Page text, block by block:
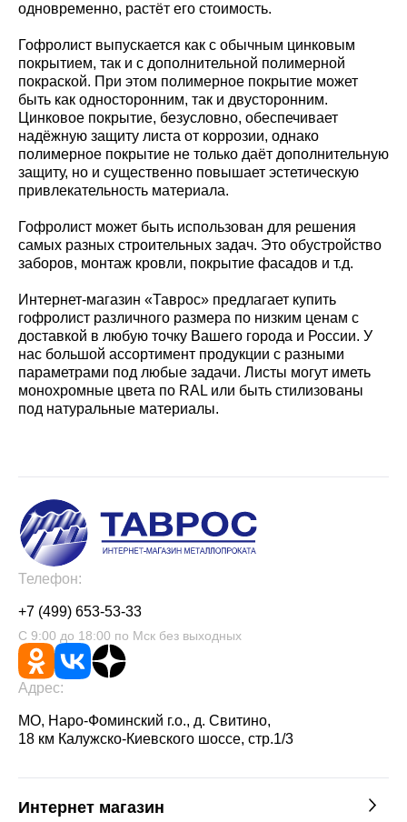
одновременно, растёт его стоимость.
Гофролист выпускается как с обычным цинковым
покрытием, так и с дополнительной полимерной
покраской. При этом полимерное покрытие может
быть как односторонним, так и двусторонним.
Цинковое покрытие, безусловно, обеспечивает
надёжную защиту листа от коррозии, однако
полимерное покрытие не только даёт дополнительную
защиту, но и существенно повышает эстетическую
привлекательность материала.
Гофролист может быть использован для решения
самых разных строительных задач. Это обустройство
заборов, монтаж кровли, покрытие фасадов и т.д.
Интернет-магазин «Таврос» предлагает купить
гофролист различного размера по низким ценам с
доставкой в любую точку Вашего города и России. У
нас большой ассортимент продукции с разными
параметрами под любые задачи. Листы могут иметь
монохромные цвета по RAL или быть стилизованы
под натуральные материалы.
Телефон:
+7 (499) 653-53-33
С 9:00 до 18:00 по Мск без выходных
Адрес:
МО, Наро-Фоминский г.о., д. Свитино,
18 км Калужско-Киевского шоссе, стр.1/3
Интернет магазин